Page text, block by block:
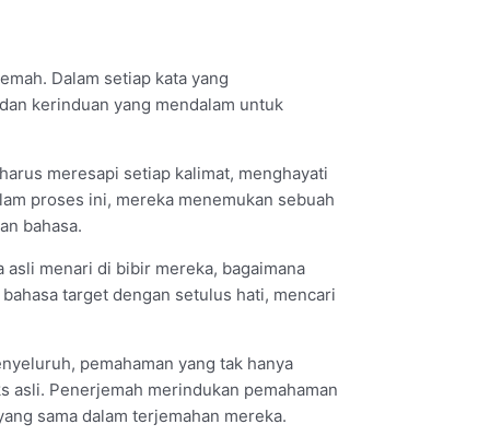
Dalam setiap kata yang
kerinduan yang mendalam untuk
meresapi setiap kalimat, menghayati
proses ini, mereka menemukan sebuah
bahasa.
asli menari di bibir mereka, bagaimana
target dengan setulus hati, mencari
pemahaman yang tak hanya
asli. Penerjemah merindukan pemahaman
sama dalam terjemahan mereka.